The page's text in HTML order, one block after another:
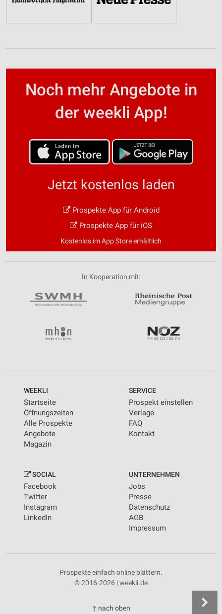
Noch mehr Angebote in
der weekli App!
Jetzt kostenlos laden
Prospekte App für Android
Prospekte App für iOS
Kostenlos im App Store erhältlich
In Kooperation mit:
WEEKLI
Startseite
Öffnungszeiten
Alle Prospekte
Angebote
Magazin
SERVICE
Prospekt einstellen
Verlage
FAQ
Kontakt
SOCIAL
Facebook
Twitter
Instagram
LinkedIn
UNTERNEHMEN
Jobs
Presse
Datenschutz
AGB
Impressum
Prospekte einfach online blättern.
© 2016-2026 | weekli.de
↑ nach oben